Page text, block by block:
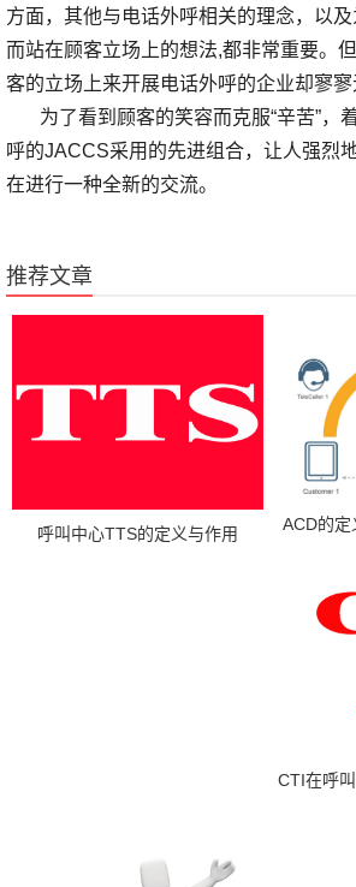
方面，其他与电话外呼相关的理念，以
而站在顾客立场上的想法,都非常重要。
客的立场上来开展电话外呼的企业却寥寥
为了看到顾客的笑容而克服“辛苦”，
呼的JACCS采用的先进组合，让人强烈
在进行一种全新的交流。
推荐文章
呼叫中心TTS的定义与作用 ACD的定
CTI在呼